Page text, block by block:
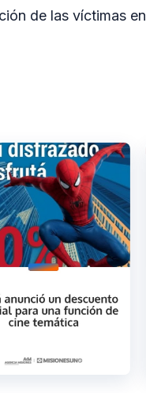
de las víctimas en